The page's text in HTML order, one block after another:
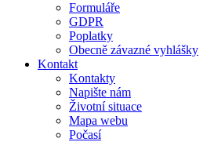
Formuláře
GDPR
Poplatky
Obecně závazné vyhlášky
Kontakt
Kontakty
Napište nám
Životní situace
Mapa webu
Počasí